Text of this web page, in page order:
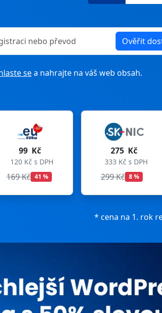
převodu Ověřit
sea nahrajte na váš web obsah.
275 Kč
333 Kč s DPH
299 Kč 8 %
199 Kč
241 Kč s DPH
535 Kč 63 %
* cena na 1. rok